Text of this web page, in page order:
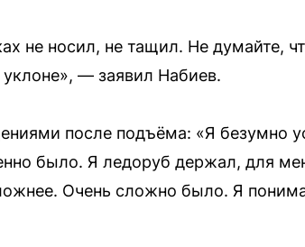
не носил, не тащил. Не думайте,
— заявил Набиев.
после подъёма: «Я безумно
было. Я ледоруб держал, для
Очень сложно было. Я